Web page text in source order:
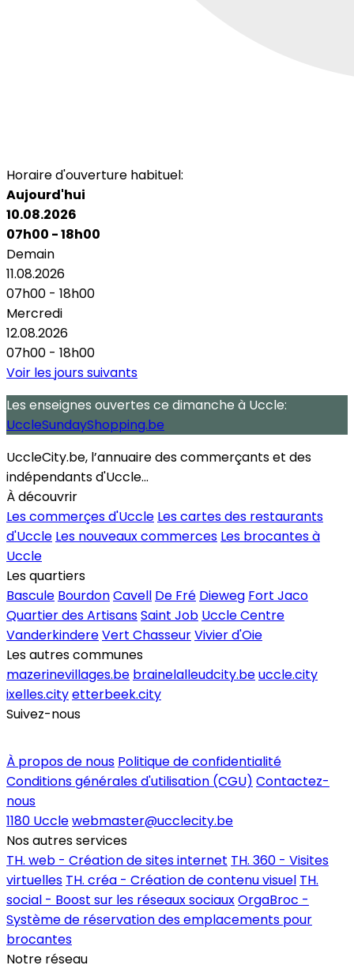
Horaire d'ouverture habituel:
Aujourd'hui
10.08.2026
07h00 - 18h00
Demain
11.08.2026
07h00 - 18h00
Mercredi
12.08.2026
07h00 - 18h00
Voir les jours suivants
Les enseignes ouvertes ce dimanche à Uccle:
UccleSundayShopping.be
UccleCity.be, l’annuaire des commerçants et des
indépendants d'Uccle...
À découvrir
Les commerçes d'Uccle Les cartes des restaurants
d'Uccle Les nouveaux commerces Les brocantes à
Uccle
Les quartiers
Bascule BourdonCavell De Fré Dieweg Fort Jaco
Quartier des ArtisansSaint Job Uccle Centre
VanderkindereVert ChasseurVivier d'Oie
Les autres communes
mazerinevillages.be brainelalleudcity.beuccle.city
ixelles.cityetterbeek.city
Suivez-nous
À propos de nous Politique de confidentialité
Conditions générales d'utilisation (CGU) Contactez-
nous
1180 Ucclewebmaster@ucclecity.be
Nos autres services
TH. web - Création de sites internet TH. 360 - Visites
virtuelles TH. créa - Création de contenu visuel TH.
social - Boost sur les réseaux sociauxOrgaBroc -
Système de réservation des emplacements pour
brocantes
Notre réseau